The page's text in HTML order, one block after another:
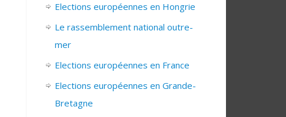
Elections européennes en Hongrie
Le rassemblement national outre-
mer
Elections européennes en France
Elections européennes en Grande-
Bretagne